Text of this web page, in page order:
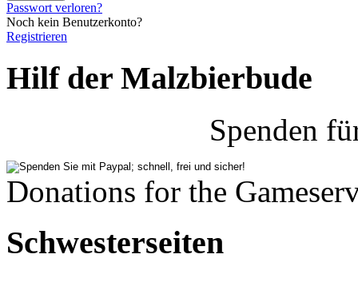
Passwort verloren?
Noch kein Benutzerkonto?
Registrieren
Hilf der Malzbierbude
Spenden
Donations for the
Schwesterseiten